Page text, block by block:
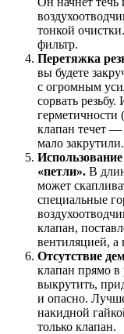
тонкой
фильтр.
Перетяжка
вы будете
с огромным
сорвать
герметичности
клапан течет —
мало закрутили.
«петли». В
может
специальные
клапан,
вентиляцией, а
Отсутствие
клапан прямо в
выкрутить,
и опасно.
накидной
только клапан.